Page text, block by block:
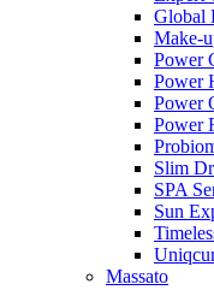
Global
Make-
Power
Power
Power
Power
Slim
SPA
Sun
Massato